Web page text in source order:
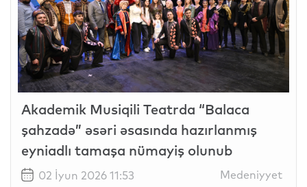
Akademik Musiqili Teatrda “Balaca
şahzadə” əsəri əsasında hazırlanmış
eyniadlı tamaşa nümayiş olunub
02 İyun 2026 11:53 Medeniyyet